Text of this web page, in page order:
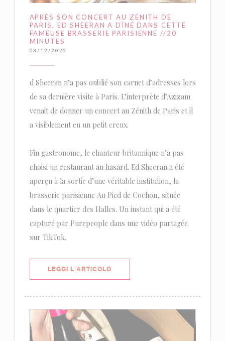
APRÈS SON CONCERT AU ZÉNITH DE
PARIS, ED SHEERAN A DÎNÉ DANS CETTE
FAMEUSE BRASSERIE PARISIENNE //20
MINUTES
03/12/2025
d Sheeran n’a pas oublié son carnet d’adresses lors
de sa dernière visite à Paris. L’interprète d’Azizam
venait de donner un concert au Zénith de Paris et il
a visiblement eu un petit creux.
Fin gastronome, le chanteur britannique n’a pas
choisi un restaurant au hasard. Ed Sheeran a été
aperçu à la sortie d’une véritable institution, la
brasserie parisienne Au Pied de Cochon, située
dans le quartier des Halles. Un instant qui a été
capturé par Purepeople dans une vidéo partagée
sur TikTok.
LEGGI L'ARTICOLO